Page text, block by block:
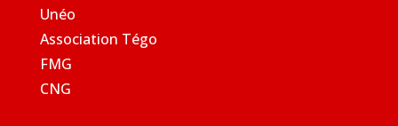
Unéo
Association Tégo
FMG
CNG